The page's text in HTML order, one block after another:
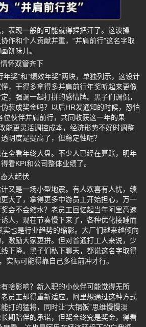
表现一般的可能就得捏把汗了。这波操
作和个人贡献并重，“并肩前行”这名字取
饼味儿。
怀双管齐下
奖”和“绩效年奖”两块，单独列示，这设计
，干得多拿得多并肩前行年奖听起来更像
，强调一起打拼的感情牌。黑子们调侃，
装成奖金吗？以后HR发通知的时候，恐怕
位伙伴并肩前行，共同收获这一年的果
能更灵活调控成本，经济形势不好时调整
明度是提高了，但稳定性呢？
全看年终大盘。不少人已经在算账，明年
看KPI和公司整体业绩了。
大起伏
又是一场小型地震。有人欢喜有人忧，绩
大了，拿得更多中游员工开始担心，万一
会不会缩水？老员工回忆起当年阿里高速
人，现在节奏慢下来了，各种优化接踵而
实也是行业趋势的缩影。大厂们越来越倾向
激励大家更拼。但对普通打工人来说，少
下降。黑子们私下聊天，都说这名字取得
实际可能得靠自己多往前冲才行。
啥影响？新入职的小伙伴可能觉得无所
员工却得重新适应。阿里想通过这种方式
打的猛将，同时让“大锅饭”思维慢慢淡
期陪伴的承诺，但奖金终究是奖金，得看